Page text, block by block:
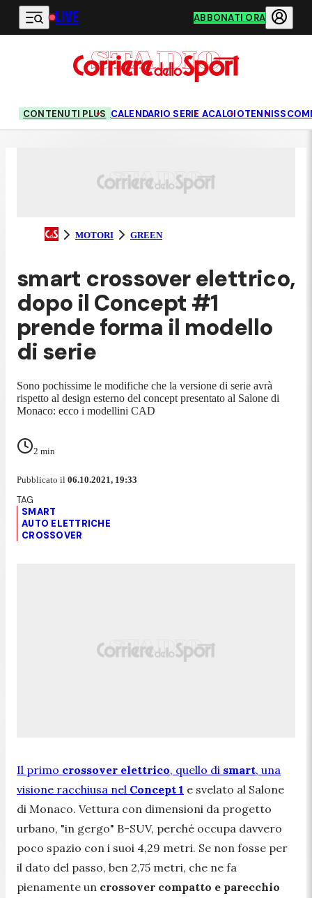
Vai al contenuto principale
LIVE ABBONATI ORA
CONTENUTI PLUS CALENDARIO SERIE ACALCIOTENNIS
MOTORI GREEN
smart crossover elettrico,
dopo il Concept #1
prende forma il modello
di serie
Sono pochissime le modifiche che la versione di serie avrà
rispetto al design esterno del concept presentato al Salone di
Monaco: ecco i modellini CAD
2 min
Pubblicato il 06.10.2021, 19:33
SMART
AUTO ELETTRICHE
CROSSOVER
Il primo crossover elettrico, quello di smart, una
visione racchiusa nel Concept 1 e svelato al Salone
di Monaco. Vettura con dimensioni da progetto
urbano, "in gergo" B-SUV, perché occupa davvero
poco spazio con i suoi 4,29 metri. Se non fosse per
il dato del passo, ben 2,75 metri, che ne fa
pienamente un crossover compatto e parecchio